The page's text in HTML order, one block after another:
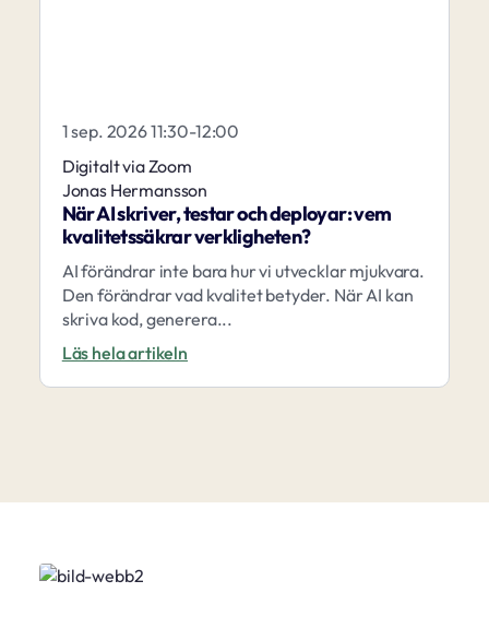
När AI skriver, testar och deployar: vem
kvalitetssäkrar verkligheten?
AI förändrar inte bara hur vi utvecklar mjukvara.
Den förändrar vad kvalitet betyder. När AI kan
skriva kod, generera...
Läs hela artikeln
1 sep. 2026 11:30-12:00
Digitalt via Zoom
Jonas Hermansson